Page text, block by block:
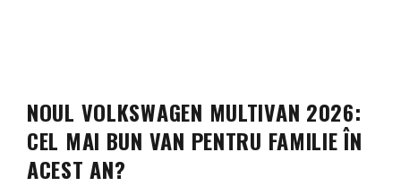
NOUL VOLKSWAGEN MULTIVAN 2026:
CEL MAI BUN VAN PENTRU FAMILIE ÎN
ACEST AN?